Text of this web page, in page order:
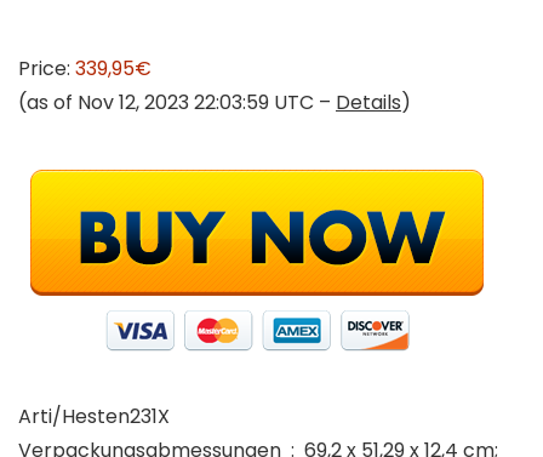
Price: 339,95€
(as of Nov 12, 2023 22:03:59 UTC – Details)
Arti/Hesten231X
Verpackungsabmessungen ‏ : ‎ 69,2 x 51,29 x 12,4 cm;